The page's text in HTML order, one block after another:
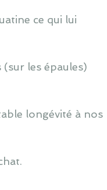
ce qui lui
les épaules)
longévité à nos